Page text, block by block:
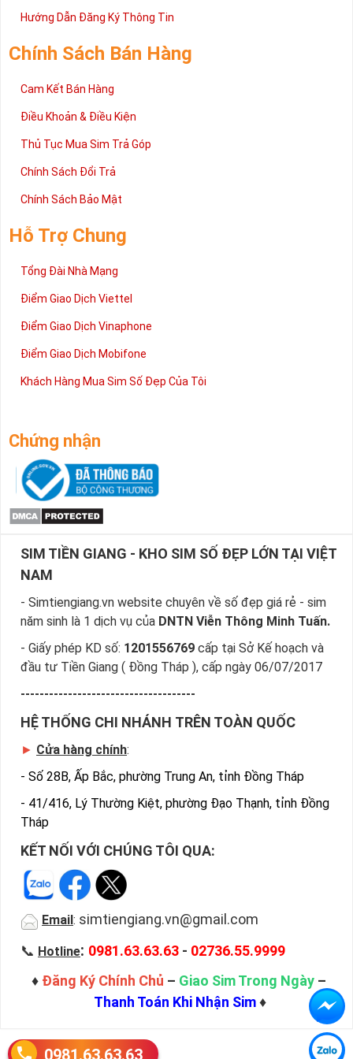
2 đang được rất nhiều khách hàng tin tưởng lựa chọn trên thị
cấp trong bài viết này sẽ giúp bạn hiểu rõ ý nghĩa và các bước đặt
mua sim số tại Sim Tiền Giang nhanh chóng nhất.
Chúc quý khách tìm được chiếc sim Tứ quý 2 như ý!
Hướng Dẫn Đăng Ký Thông Tin
Chính Sách Bán Hàng
Cam Kết Bán Hàng
Điều Khoản & Điều Kiện
Thủ Tục Mua Sim Trả Góp
Chính Sách Đổi Trả
Chính Sách Bảo Mật
Hỗ Trợ Chung
Tổng Đài Nhà Mạng
Điểm Giao Dịch Viettel
Điểm Giao Dịch Vinaphone
Điểm Giao Dịch Mobifone
Khách Hàng Mua Sim Số Đẹp Của Tôi
Chứng nhận
SIM TIỀN GIANG - KHO SIM SỐ ĐẸP LỚN TẠI VIỆT
NAM
- Simtiengiang.vn website chuyên về số đẹp giá rẻ - sim
năm sinh là 1 dịch vụ của DNTN Viễn Thông Minh Tuấn.
- Giấy phép KD số: 1201556769 cấp tại Sở Kế hoạch và
đầu tư Tiền Giang ( Đồng Tháp ), cấp ngày 06/07/2017
-------------------------------------
HỆ THỐNG CHI NHÁNH TRÊN TOÀN QUỐC
► Cửa hàng chính:
- Số 28B, Ấp Bắc, phường Trung An, tỉnh Đồng Tháp
- 41/416, Lý Thường Kiệt, phường Đạo Thạnh, tỉnh Đồng
Tháp
KẾT NỐI VỚI CHÚNG TÔI QUA:
Email : simtiengiang.vn@gmail.com
📞 Hotline: 0981.63.63.63 - 02736.55.9999
♦ Đăng Ký Chính Chủ – Giao Sim Trong Ngày –
Thanh Toán Khi Nhận Sim♦
0981.63.63.63